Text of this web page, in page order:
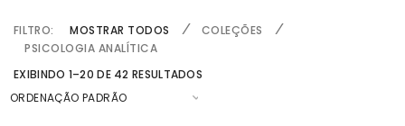
FILTRO: MOSTRAR TODOS
COLEÇÕES
PSICOLOGIA ANALÍTICA
EXIBINDO 1–20 DE 42 RESULTADOS